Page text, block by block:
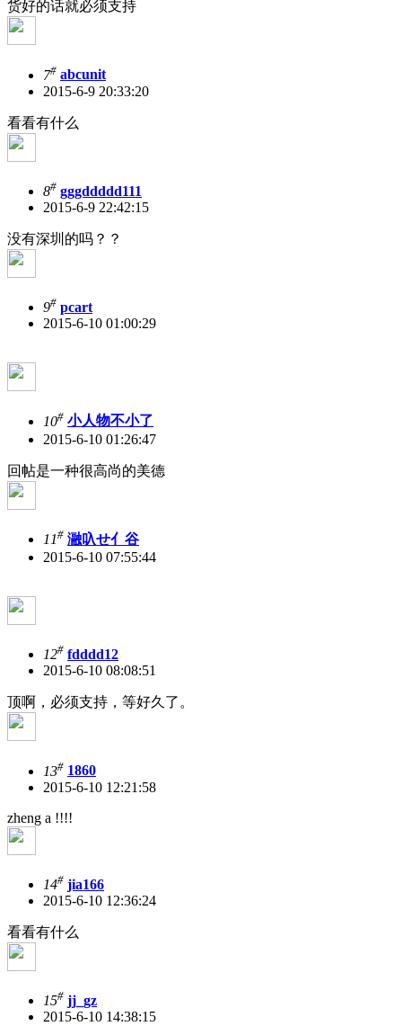
货好的话就必须支持
7# abcunit
2015-6-9 20:33:20
看看有什么
8# gggddddd111
2015-6-9 22:42:15
没有深圳的吗？？
9# pcart
2015-6-10 01:00:29
10# 小人物不小了
2015-6-10 01:26:47
回帖是一种很高尚的美德
11# 瀜叺せ亻谷
2015-6-10 07:55:44
12# fdddd12
2015-6-10 08:08:51
顶啊，必须支持，等好久了。
13# 1860
2015-6-10 12:21:58
zheng a !!!!
14# jia166
2015-6-10 12:36:24
看看有什么
15# jj_gz
2015-6-10 14:38:15